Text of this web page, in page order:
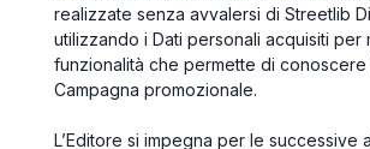
realizzate senza avvalersi di Streetlib
utilizzando i Dati personali acquisiti per
funzionalità che permette di conoscere
Campagna promozionale.
L’Editore si impegna per le successive